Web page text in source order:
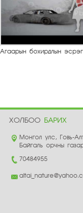
Агаарын бохирдлын
ХОЛБОО БАРИХ
Монгол улс, Говь-
Байгаль орчны
70484955